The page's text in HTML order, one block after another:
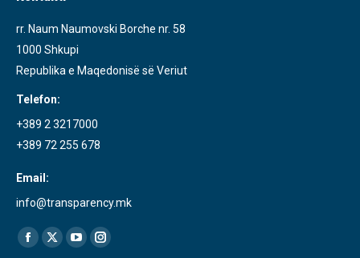
rr. Naum Naumovski Borche nr. 58
1000 Shkupi
Republika e Maqedonisë së Veriut
Telefon:
+389 2 3217000
+389 72 255 678
Email:
info@transparency.mk
Find us on:
Facebook
X YouTubeInstagram